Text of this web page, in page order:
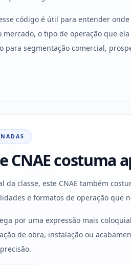
código é útil para entender onde
o tipo de operação que
para segmentação comercial,
CNAE costuma
da classe, este CNAE também
e formatos de operação
por uma expressão mais
de obra, instalação ou